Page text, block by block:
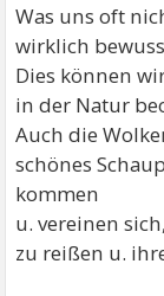
Was uns oft
wirklich
Dies können
in der Natur
Auch die
schönes
kommen
u. vereinen
zu reißen u.